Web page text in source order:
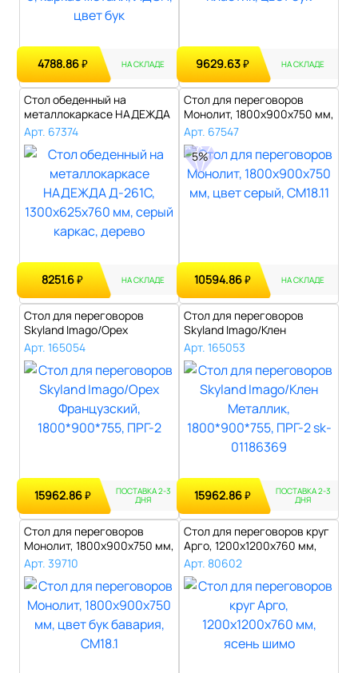
4788.86₽ НА СКЛАДЕ 9629.63₽ НА СКЛАДЕ
Стол обеденный на
металлокаркасе НАДЕЖДА
Д-261С, 1300х6..
Арт. 67374
8251.6₽ НА СКЛАДЕ
Стол для переговоров
Монолит, 1800х900х750 мм,
цвет сер..
Арт. 67547
5%
10594.86₽ НА СКЛАДЕ
Стол для переговоров
Skyland Imago/Орех
Французский, 18..
Арт. 165054
15962.86₽ ПОСТАВКА 2-3
ДНЯ
Стол для переговоров
Skyland Imago/Клен
Металлик, 1800*..
Арт. 165053
15962.86₽ ПОСТАВКА 2-3
ДНЯ
Стол для переговоров
Монолит, 1800х900х750 мм,
цвет бук..
Арт. 39710
Стол для переговоров круг
Арго, 1200х1200х760 мм,
ясень..
Арт. 80602